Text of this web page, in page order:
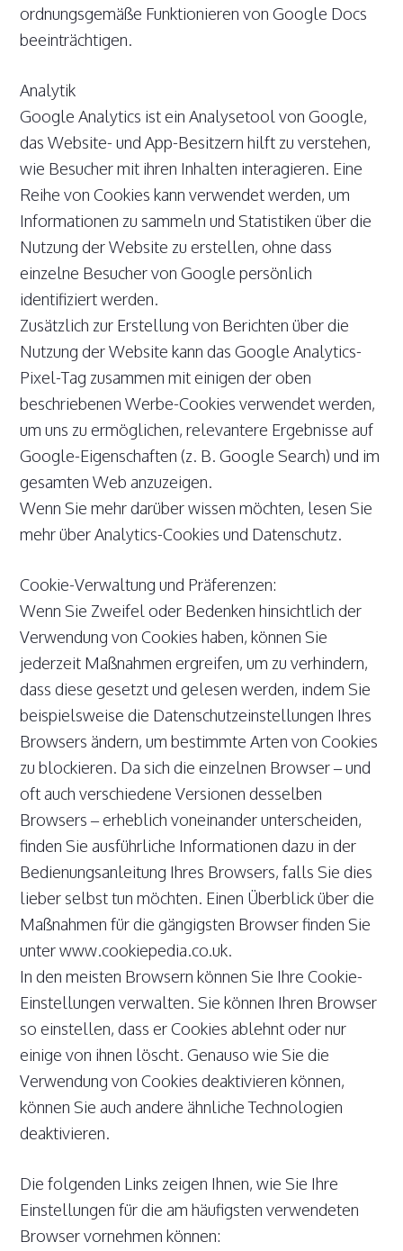
ordnungsgemäße Funktionieren von Google Docs
beeinträchtigen.
Analytik
Google Analytics ist ein Analysetool von Google,
das Website- und App-Besitzern hilft zu verstehen,
wie Besucher mit ihren Inhalten interagieren. Eine
Reihe von Cookies kann verwendet werden, um
Informationen zu sammeln und Statistiken über die
Nutzung der Website zu erstellen, ohne dass
einzelne Besucher von Google persönlich
identifiziert werden.
Zusätzlich zur Erstellung von Berichten über die
Nutzung der Website kann das Google Analytics-
Pixel-Tag zusammen mit einigen der oben
beschriebenen Werbe-Cookies verwendet werden,
um uns zu ermöglichen, relevantere Ergebnisse auf
Google-Eigenschaften (z. B. Google Search) und im
gesamten Web anzuzeigen.
Wenn Sie mehr darüber wissen möchten, lesen Sie
mehr über Analytics-Cookies und Datenschutz.
Cookie-Verwaltung und Präferenzen:
Wenn Sie Zweifel oder Bedenken hinsichtlich der
Verwendung von Cookies haben, können Sie
jederzeit Maßnahmen ergreifen, um zu verhindern,
dass diese gesetzt und gelesen werden, indem Sie
beispielsweise die Datenschutzeinstellungen Ihres
Browsers ändern, um bestimmte Arten von Cookies
zu blockieren. Da sich die einzelnen Browser – und
oft auch verschiedene Versionen desselben
Browsers – erheblich voneinander unterscheiden,
finden Sie ausführliche Informationen dazu in der
Bedienungsanleitung Ihres Browsers, falls Sie dies
lieber selbst tun möchten. Einen Überblick über die
Maßnahmen für die gängigsten Browser finden Sie
unter www.cookiepedia.co.uk.
In den meisten Browsern können Sie Ihre Cookie-
Einstellungen verwalten. Sie können Ihren Browser
so einstellen, dass er Cookies ablehnt oder nur
einige von ihnen löscht. Genauso wie Sie die
Verwendung von Cookies deaktivieren können,
können Sie auch andere ähnliche Technologien
deaktivieren.
Die folgenden Links zeigen Ihnen, wie Sie Ihre
Einstellungen für die am häufigsten verwendeten
Browser vornehmen können: